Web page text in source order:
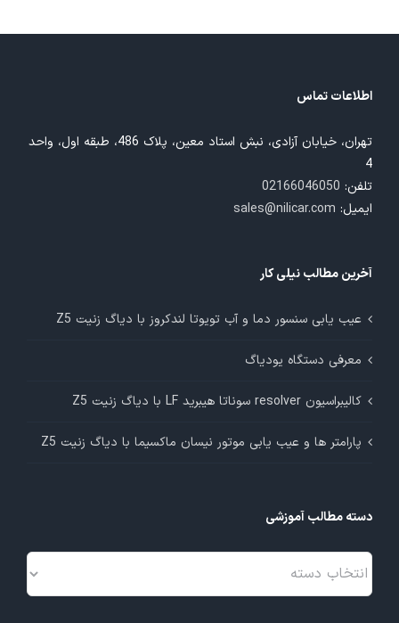
اطلاعات تماس
تهران، خیابان آزادی، نبش استاد معین، پلاک 486، طبقه اول، واحد
4
تلفن: 02166046050
ایمیل: sales@nilicar.com
آخرین مطالب نیلی کار
عیب یابی سنسور دما و آب تویوتا لندکروز با دیاگ زنیت Z5
معرفی دستگاه یودیاگ
کالیبراسیون resolver سوناتا هیبرید LF با دیاگ زنیت Z5
پارامتر ها و عیب یابی موتور نیسان ماکسیما با دیاگ زنیت Z5
دسته مطالب آموزشی
دسته